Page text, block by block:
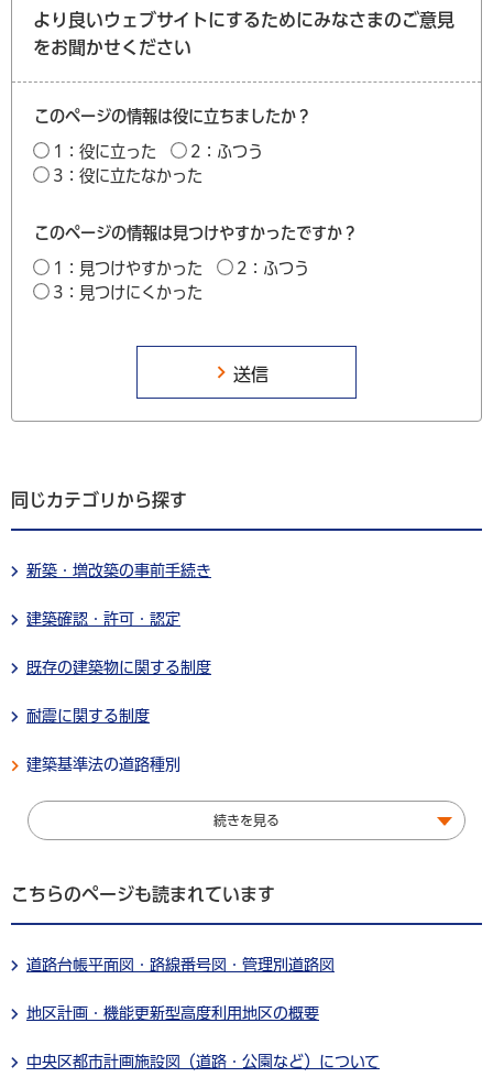
より良いウェブサイトにするためにみなさまのご意見
をお聞かせください
このページの情報は役に立ちましたか？
1：役に立った
2：ふつう
3：役に立たなかった
このページの情報は見つけやすかったですか？
1：見つけやすかった
2：ふつう
3：見つけにくかった
同じカテゴリから探す
新築・増改築の事前手続き
建築確認・許可・認定
既存の建築物に関する制度
耐震に関する制度
建築基準法の道路種別
続きを見る
こちらのページも読まれています
道路台帳平面図・路線番号図・管理別道路図
地区計画・機能更新型高度利用地区の概要
中央区都市計画施設図（道路・公園など）について